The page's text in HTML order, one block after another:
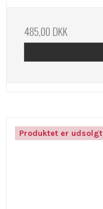
485,00 DKK
Produktet er udsolgt